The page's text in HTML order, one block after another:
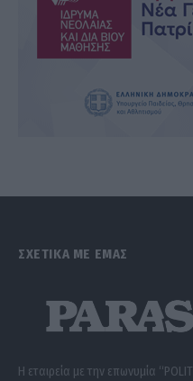
ΣΧΕΤΙΚΑ ΜΕ ΕΜΑΣ
Η εταιρεία με την επωνυμία